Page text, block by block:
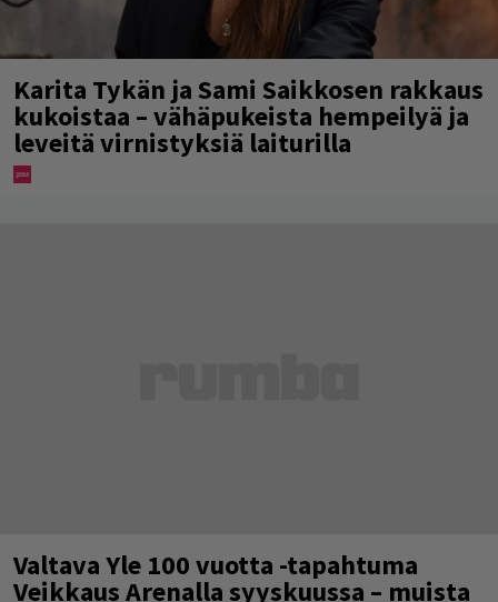
Karita Tykän ja Sami Saikkosen rakkaus
kukoistaa – vähäpukeista hempeilyä ja
leveitä virnistyksiä laiturilla
Valtava Yle 100 vuotta -tapahtuma
Veikkaus Arenalla syyskuussa – muista